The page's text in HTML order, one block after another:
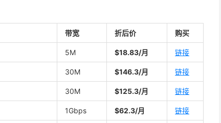
带宽 折后价 购买
5M $18.83/月 链接
30M $146.3/月 链接
30M $125.3/月 链接
1Gbps $62.3/月 链接